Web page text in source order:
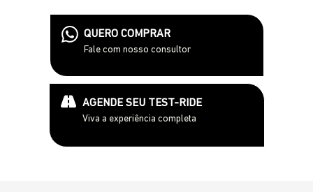
QUERO COMPRAR
Fale com nosso consultor
AGENDE SEU TEST-RIDE
Viva a experiência completa